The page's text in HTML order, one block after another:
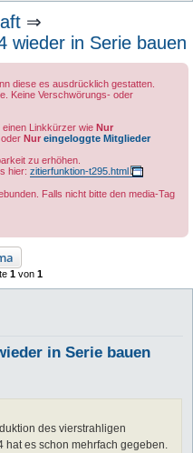
⇒
wieder in Serie bauen
diese es ausdrücklich gestatten.
Keine Verschwörungs- oder
einen Linkkürzer wie Nur
oder Nur eingeloggte Mitglieder
zu erhöhen.
hier: zitierfunktion-t295.html
Falls nicht bitte den media-Tag
1 von 1
in Serie bauen
des vierstrahligen
hat es schon mehrfach gegeben.